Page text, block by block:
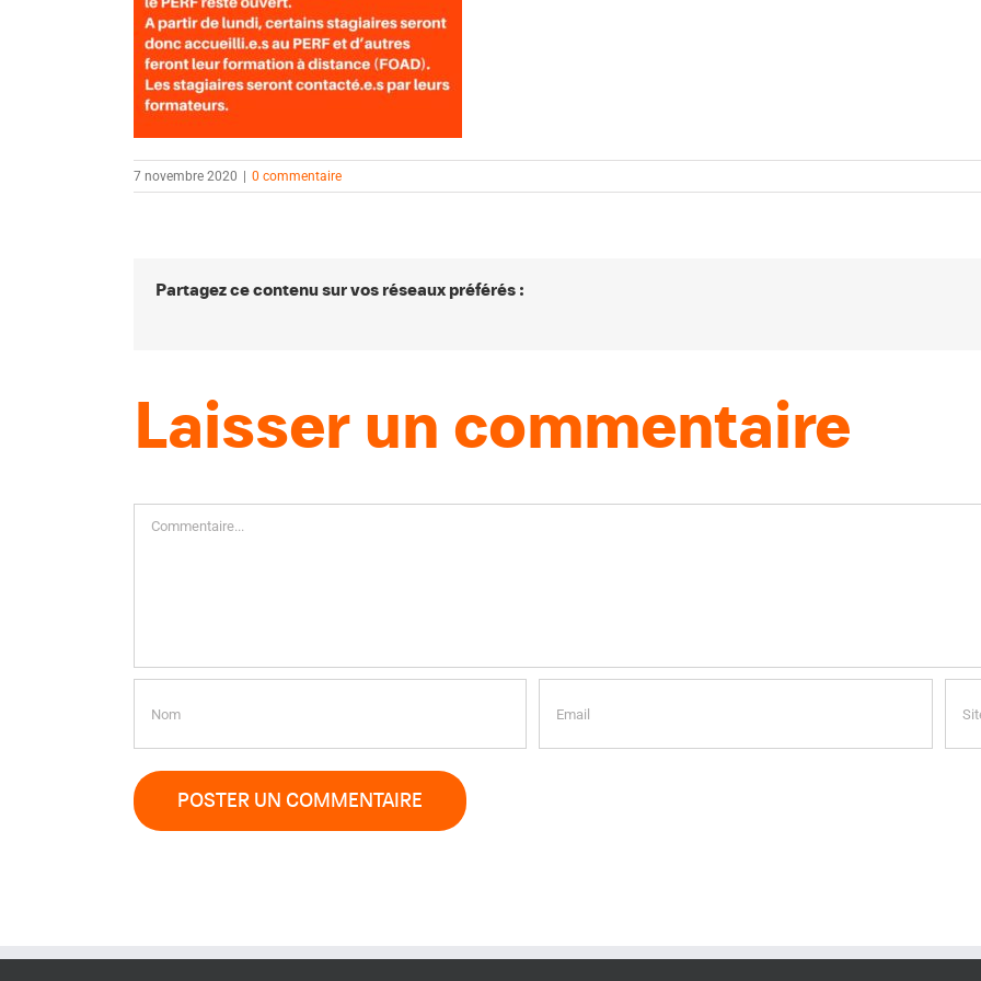
7 novembre 2020 0 commentaire
Partagez ce contenu sur vos réseaux préférés :
Laisser un commentaire
Commentaire